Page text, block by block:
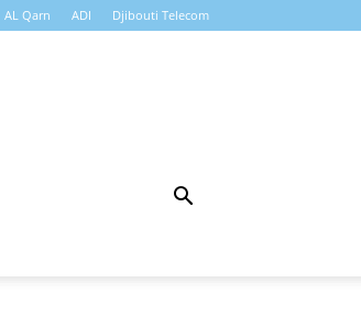
AL Qarn ADI Djibouti Telecom